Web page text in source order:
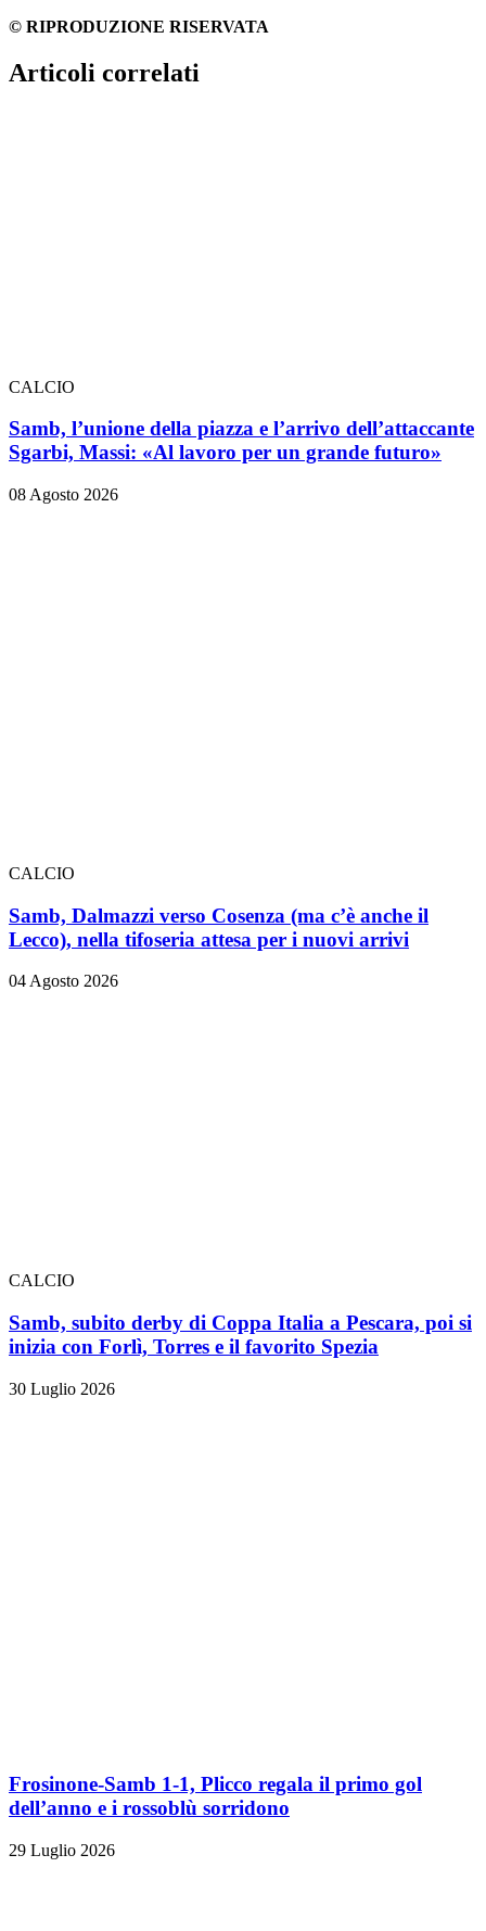
© RIPRODUZIONE RISERVATA
Articoli correlati
CALCIO
Samb, l’unione della piazza e l’arrivo dell’attaccante
Sgarbi, Massi: «Al lavoro per un grande futuro»
08 Agosto 2026
CALCIO
Samb, Dalmazzi verso Cosenza (ma c’è anche il
Lecco), nella tifoseria attesa per i nuovi arrivi
04 Agosto 2026
CALCIO
Samb, subito derby di Coppa Italia a Pescara, poi si
inizia con Forlì, Torres e il favorito Spezia
30 Luglio 2026
Frosinone-Samb 1-1, Plicco regala il primo gol
dell’anno e i rossoblù sorridono
29 Luglio 2026